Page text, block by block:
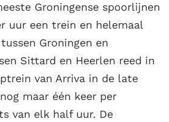
Groningense spoorlijnen
uur een trein en helemaal
Groningen en
Sittard en Heerlen reed in
van Arriva in de late
maar één keer per
van elk half uur. De